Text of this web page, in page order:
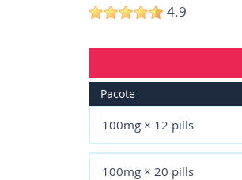
4.9
Pacote
100mg × 12 pills
100mg × 20 pills